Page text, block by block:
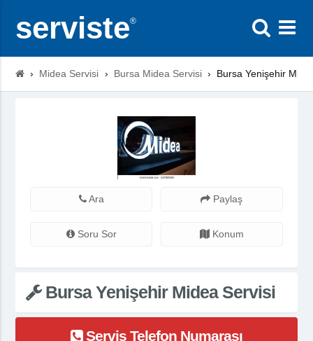
serviste®
› Midea Servisi › Bursa Midea Servisi › Bursa Yenişehir
Ara Paylaş
Soru Sor Konum
Bursa Yenişehir Midea Servisi
Servis Telefon Numarası